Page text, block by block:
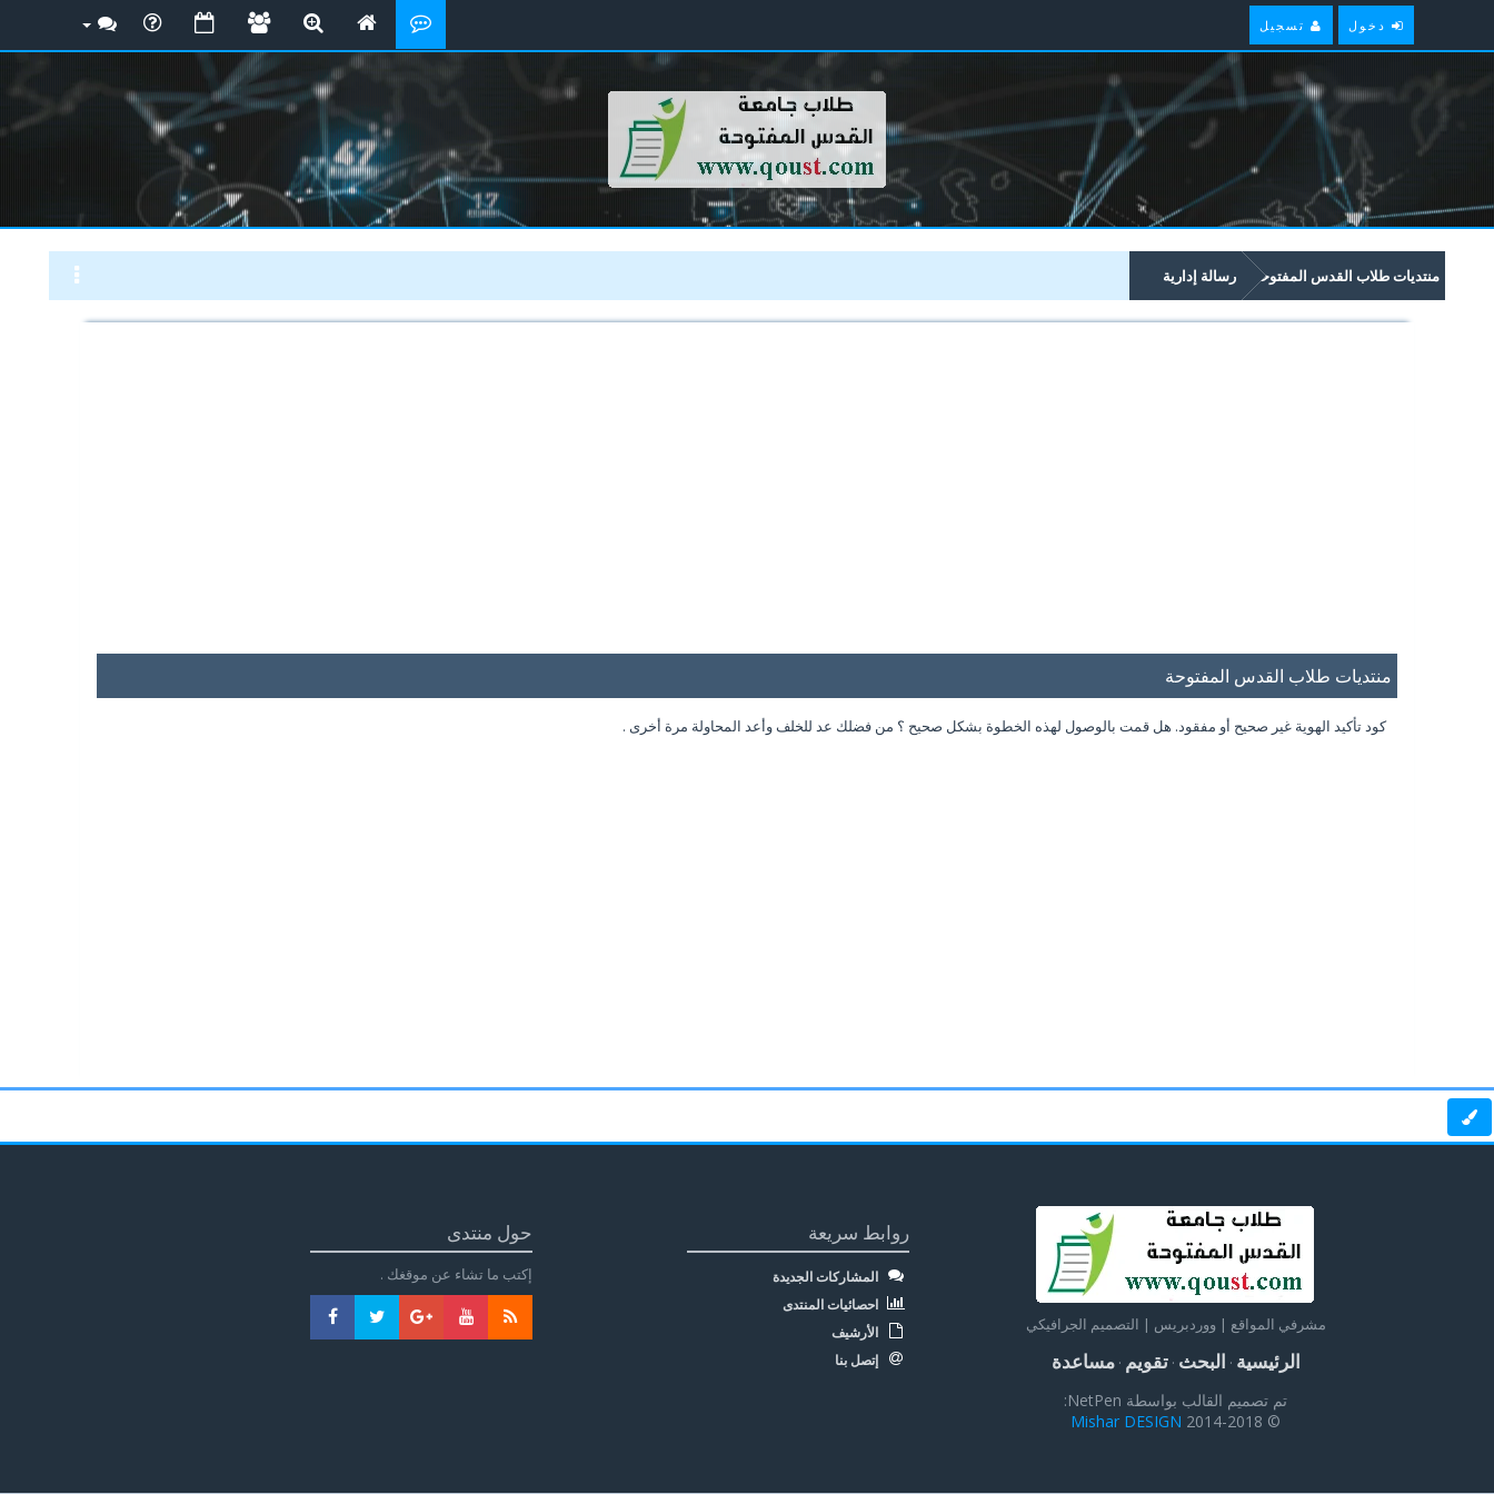
دخول تسجيل
منتديات طلاب القدس المفتوحة رسالة إدارية
منتديات طلاب القدس المفتوحة
كود تأكيد الهوية غير صحيح أو مفقود. هل قمت بالوصول لهذه الخطوة بشكل صحيح ؟ من فضلك عد للخلف وأعد المحاولة مرة أخرى .
مشرفي المواقع | ووردبريس | التصميم الجرافيكي
الرئيسية · البحث ·تقويم ·مساعدة
تم تصميم القالب بواسطة NetPen:
© 2014-2018
روابط سريعة
المشاركات الجديدة
احصائيات المنتدى
الأرشيف
إتصل بنا
حول منتدى
إكتب ما تشاء عن موقغك .